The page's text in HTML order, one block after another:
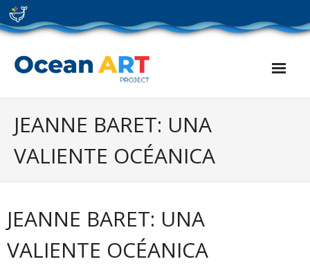
Skip
to
content
JEANNE BARET: UNA
VALIENTE OCÉANICA
JEANNE BARET: UNA
VALIENTE OCÉANICA